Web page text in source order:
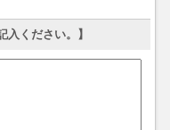
入ください。】